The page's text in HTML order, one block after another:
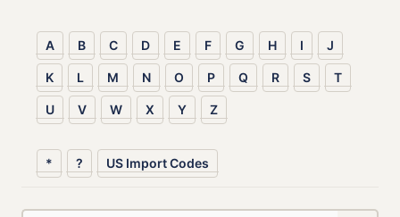
A B C D E F G H I J
K L M N O P Q R S T
U V W X Y Z
* ? US Import Codes